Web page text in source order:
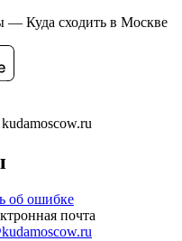
Куда сходить в Москве
kudamoscow.ru
об ошибке
почта